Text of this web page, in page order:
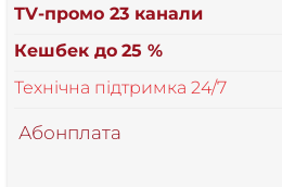
TV-промо 23 канали
Кешбек до 25 %
Технічна підтримка 24/7
Абонплата